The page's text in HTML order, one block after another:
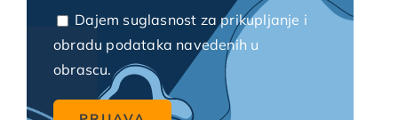
Dajem suglasnost za prikupljanje i
obradu podataka navedenih u
obrascu.